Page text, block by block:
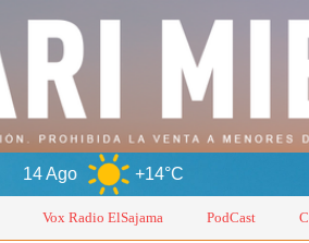
+14°C
Vox Radio ElSajama PodCast